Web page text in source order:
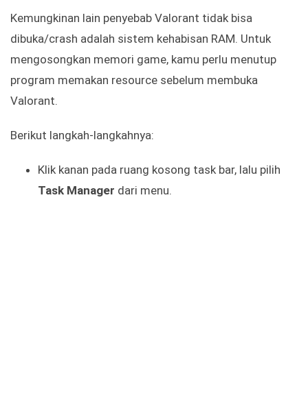
Kemungkinan lain penyebab Valorant tidak bisa
dibuka/crash adalah sistem kehabisan RAM. Untuk
mengosongkan memori game, kamu perlu menutup
program memakan resource sebelum membuka
Valorant.
Berikut langkah-langkahnya:
Klik kanan pada ruang kosong task bar, lalu pilih
Task Manager dari menu.